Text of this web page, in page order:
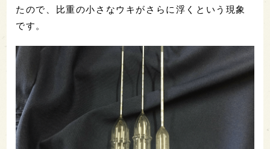
たので、比重の小さなウキがさらに浮くという現象
です。